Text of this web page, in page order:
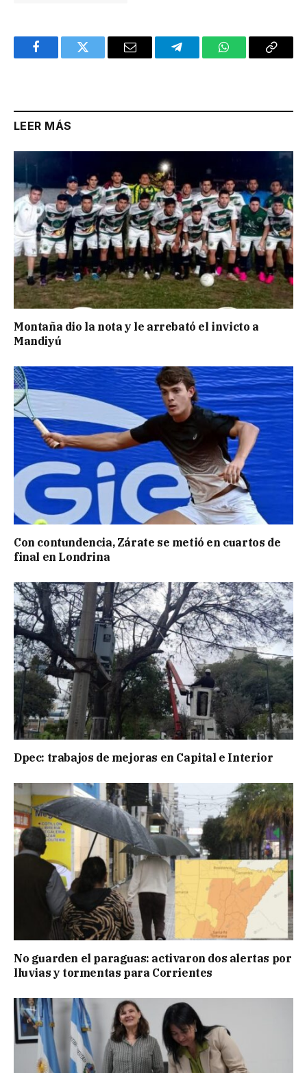
FacebookTwitter Email TelegramWhatsAppCopy
LEER MÁS
Montaña dio la nota y le arrebató el invicto a
Mandiyú
Con contundencia, Zárate se metió en cuartos de
final en Londrina
Dpec: trabajos de mejoras en Capital e Interior
No guarden el paraguas: activaron dos alertas por
lluvias y tormentas para Corrientes